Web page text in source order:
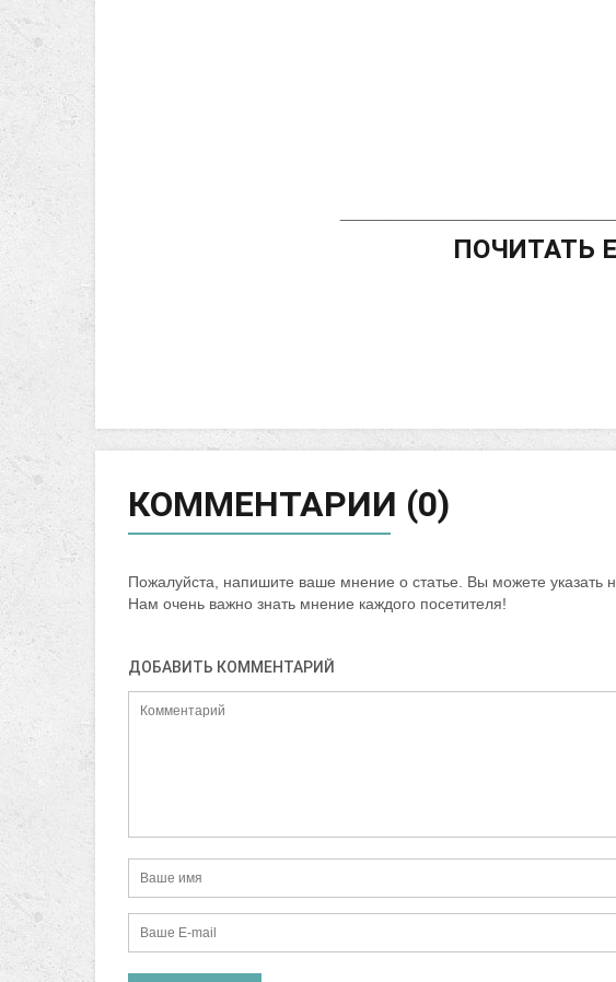
ПОЧИТАТЬ
КОММЕНТАРИИ (0)
Пожалуйста, напишите ваше мнение о статье. Вы можете указать
Нам очень важно знать мнение каждого посетителя!
ДОБАВИТЬ КОММЕНТАРИЙ